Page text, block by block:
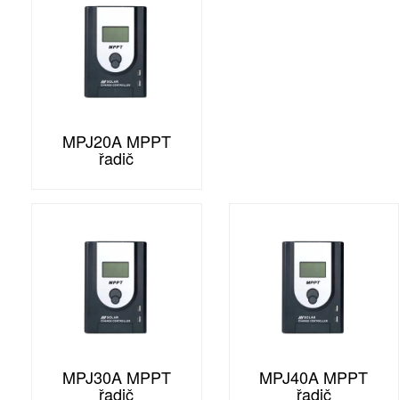
MPJ20A MPPT
řadič
MPJ30A MPPT
řadič
MPJ40A MPPT
řadič